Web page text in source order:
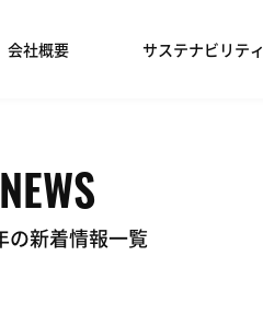
会社概要 サステナビリティ
NEWS
の新着情報一覧